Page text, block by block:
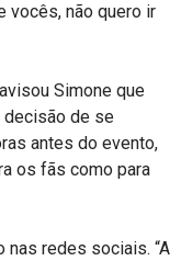
vocês, não quero ir
Simone que
decisão de se
antes do evento,
os fãs como para
nas redes sociais. “A